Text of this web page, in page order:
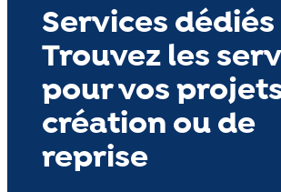
Services dédiés
Trouvez les
pour vos
création ou de
reprise